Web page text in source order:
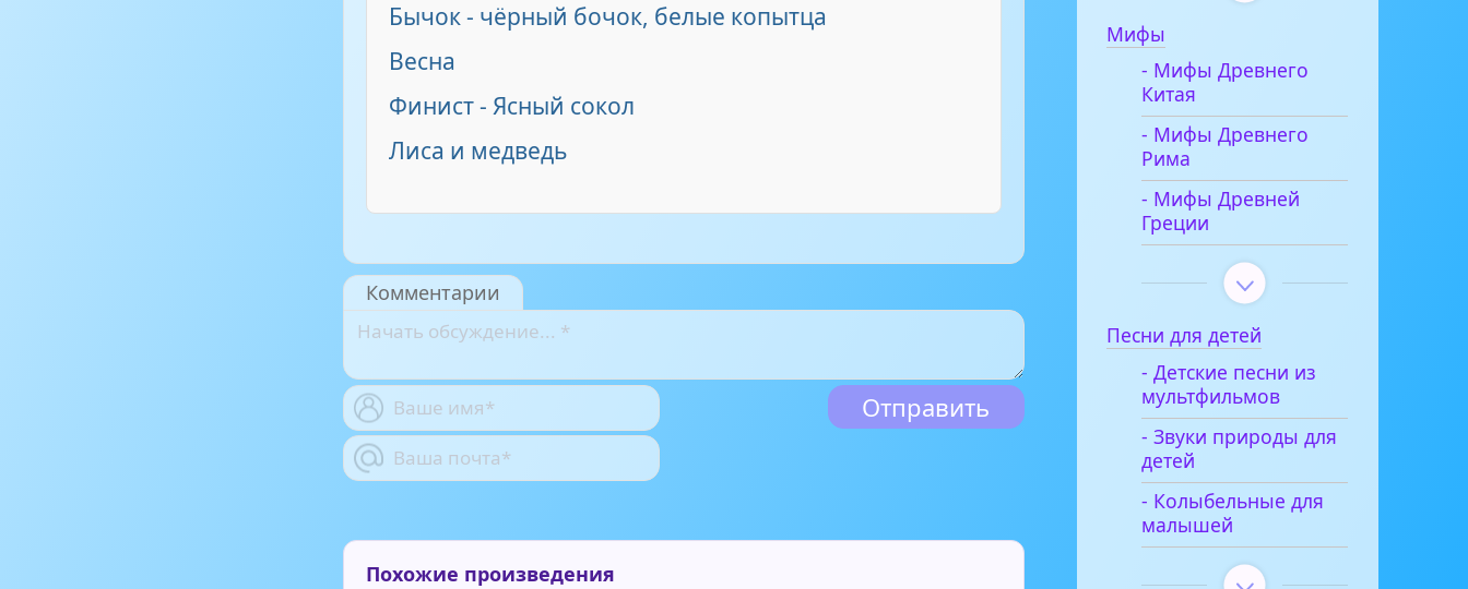
Бычок - чёрный бочок, белые копытца
Весна
Финист - Ясный сокол
Лиса и медведь
Комментарии
Похожие произведения
Мифы
- Мифы Древнего
Китая
- Мифы Древнего
Рима
- Мифы Древней
Греции
Песни для детей
- Детские песни из
мультфильмов
- Звуки природы для
детей
- Колыбельные для
малышей